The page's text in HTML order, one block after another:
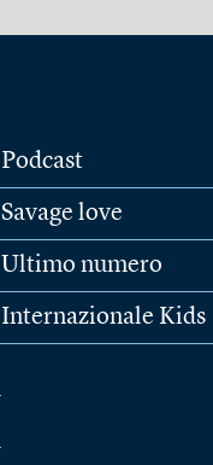
Podcast
Savage love
Ultimo numero
Internazionale Kids